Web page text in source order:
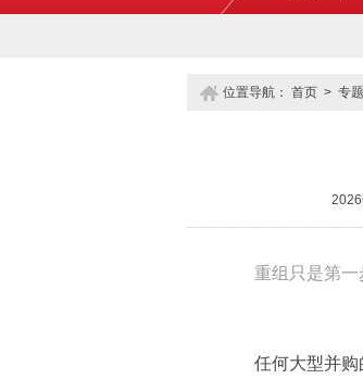
位置导航： 首页 > 专题
重组只是第一
任何大型并购的